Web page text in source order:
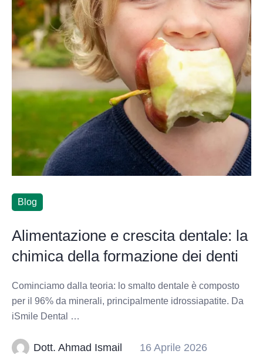
Blog
Alimentazione e crescita dentale: la
chimica della formazione dei denti
Cominciamo dalla teoria: lo smalto dentale è composto
per il 96% da minerali, principalmente idrossiapatite. Da
iSmile Dental …
Dott. Ahmad Ismail 16 Aprile 2026